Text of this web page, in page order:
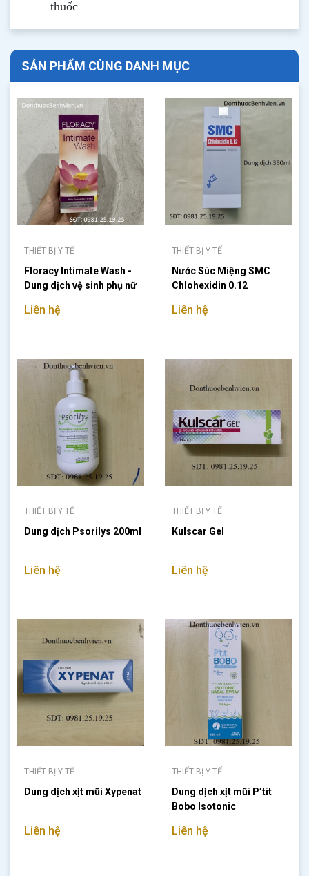
thuốc
SẢN PHẨM CÙNG DANH MỤC
THIẾT BỊ Y TẾ
Floracy Intimate Wash -
Dung dịch vệ sinh phụ nữ
Liên hệ
THIẾT BỊ Y TẾ
Nước Súc Miệng SMC
Chlohexidin 0.12
Liên hệ
THIẾT BỊ Y TẾ
Dung dịch Psorilys 200ml
Liên hệ
THIẾT BỊ Y TẾ
Kulscar Gel
Liên hệ
THIẾT BỊ Y TẾ
Dung dịch xịt mũi Xypenat
Liên hệ
THIẾT BỊ Y TẾ
Dung dịch xịt mũi P’tit
Bobo Isotonic
Liên hệ